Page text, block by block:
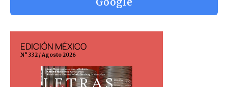
EDICIÓN MÉXICO
N° 332 / Agosto 2026